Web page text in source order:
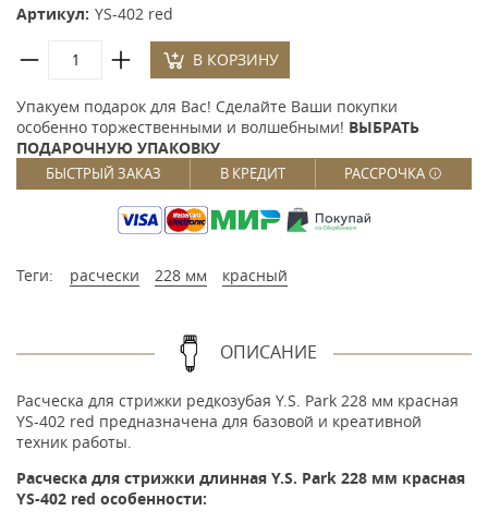
Артикул: YS-402 red
В КОРЗИНУ
Упакуем подарок для Вас! Сделайте Ваши покупки
особенно торжественными и волшебными! ВЫБРАТЬ
ПОДАРОЧНУЮ УПАКОВКУ
БЫСТРЫЙ ЗАКАЗ В КРЕДИТ РАССРОЧКА
Теги: расчески 228 мм красный
ОПИСАНИЕ
Расческа для стрижки редкозубая Y.S. Park 228 мм красная
YS-402 red предназначена для базовой и креативной
техник работы.
Расческа для стрижки длинная Y.S. Park 228 мм красная
YS-402 red особенности: